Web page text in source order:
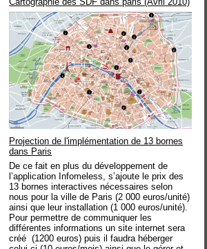
Projection de l'implémentation de 13 bornes
dans Paris
De ce fait en plus du développement de
l’application Infomeless, s’ajoute le prix des
13 bornes interactives nécessaires selon
nous pour la ville de Paris (2 000 euros/unité)
ainsi que leur installation (1 000 euros/unité).
Pour permettre de communiquer les
différentes informations un site internet sera
créé (1200 euros) puis il faudra héberger